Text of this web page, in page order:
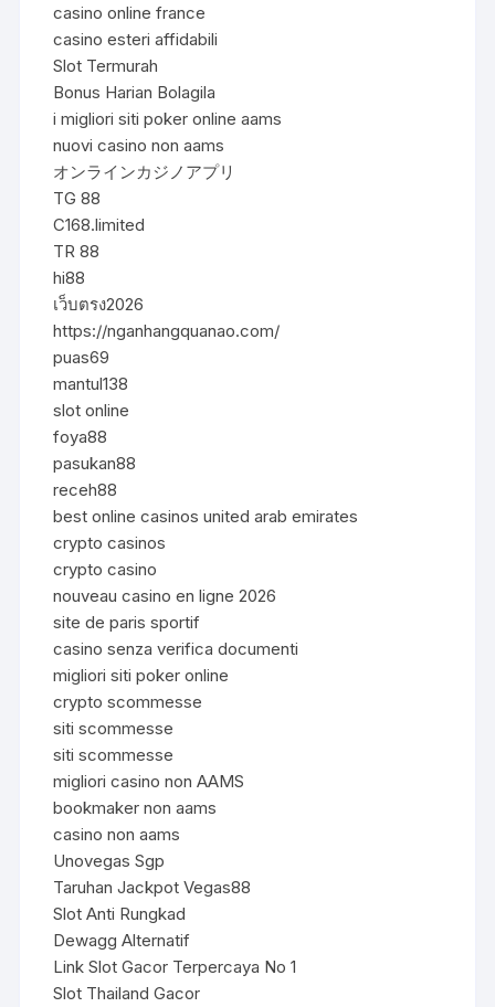
casino online france
casino esteri affidabili
Slot Termurah
Bonus Harian Bolagila
i migliori siti poker online aams
nuovi casino non aams
オンラインカジノアプリ
TG 88
C168.limited
TR 88
hi88
เว็บตรง2026
https://nganhangquanao.com/
puas69
mantul138
slot online
foya88
pasukan88
receh88
best online casinos united arab emirates
crypto casinos
crypto casino
nouveau casino en ligne 2026
site de paris sportif
casino senza verifica documenti
migliori siti poker online
crypto scommesse
siti scommesse
siti scommesse
migliori casino non AAMS
bookmaker non aams
casino non aams
Unovegas Sgp
Taruhan Jackpot Vegas88
Slot Anti Rungkad
Dewagg Alternatif
Link Slot Gacor Terpercaya No 1
Slot Thailand Gacor